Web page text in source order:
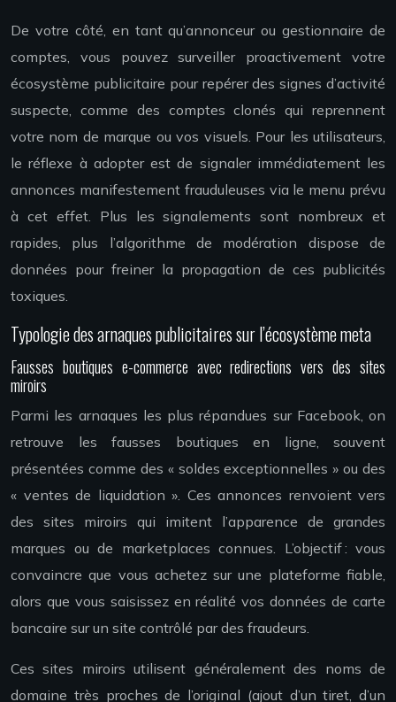
De votre côté, en tant qu’annonceur ou gestionnaire de
comptes, vous pouvez surveiller proactivement votre
écosystème publicitaire pour repérer des signes d’activité
suspecte, comme des comptes clonés qui reprennent
votre nom de marque ou vos visuels. Pour les utilisateurs,
le réflexe à adopter est de signaler immédiatement les
annonces manifestement frauduleuses via le menu prévu
à cet effet. Plus les signalements sont nombreux et
rapides, plus l’algorithme de modération dispose de
données pour freiner la propagation de ces publicités
toxiques.
Typologie des arnaques publicitaires sur l’écosystème meta
Fausses boutiques e-commerce avec redirections vers des sites
miroirs
Parmi les arnaques les plus répandues sur Facebook, on
retrouve les fausses boutiques en ligne, souvent
présentées comme des « soldes exceptionnelles » ou des
« ventes de liquidation ». Ces annonces renvoient vers
des sites miroirs qui imitent l’apparence de grandes
marques ou de marketplaces connues. L’objectif : vous
convaincre que vous achetez sur une plateforme fiable,
alors que vous saisissez en réalité vos données de carte
bancaire sur un site contrôlé par des fraudeurs.
Ces sites miroirs utilisent généralement des noms de
domaine très proches de l’original (ajout d’un tiret, d’un